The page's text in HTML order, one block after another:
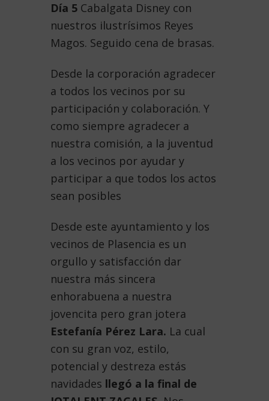
Día 5 Cabalgata Disney con
nuestros ilustrísimos Reyes
Magos. Seguido cena de brasas.
Desde la corporación agradecer
a todos los vecinos por su
participación y colaboración. Y
como siempre agradecer a
nuestra comisión, a la juventud
a los vecinos por ayudar y
participar a que todos los actos
sean posibles
Desde este ayuntamiento y los
vecinos de Plasencia es un
orgullo y satisfacción dar
nuestra más sincera
enhorabuena a nuestra
jovencita pero gran jotera
Estefanía Pérez Lara. La cual
con su gran voz, estilo,
potencial y destreza estás
navidades llegó a la final de